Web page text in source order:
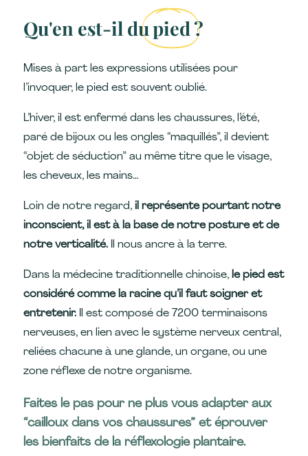
Qu'en est-il dupied?
Mises à part les expressions utilisées pour
l’invoquer, le pied est souvent oublié.
L’hiver, il est enfermé dans les chaussures, l’été,
paré de bijoux ou les ongles “maquillés”, il devient
“objet de séduction” au même titre que le visage,
les cheveux, les mains…
Loin de notre regard, il représente pourtant notre
inconscient, il est à la base de notre posture et de
notre verticalité.Il nous ancre à la terre.
Dans la médecine traditionnelle chinoise, le pied est
considéré comme la racine qu’il faut soigner et
entretenir.Il est composé de 7200 terminaisons
nerveuses, en lien avec le système nerveux central,
reliées chacune à une glande, un organe, ou une
zone réflexe de notre organisme.
Faites le pas pour ne plus vous adapter aux
“cailloux dans vos chaussures” et éprouver
les bienfaits de la réflexologie plantaire.